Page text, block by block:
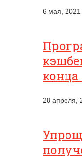
6 мая, 2021
конца
28 апреля,